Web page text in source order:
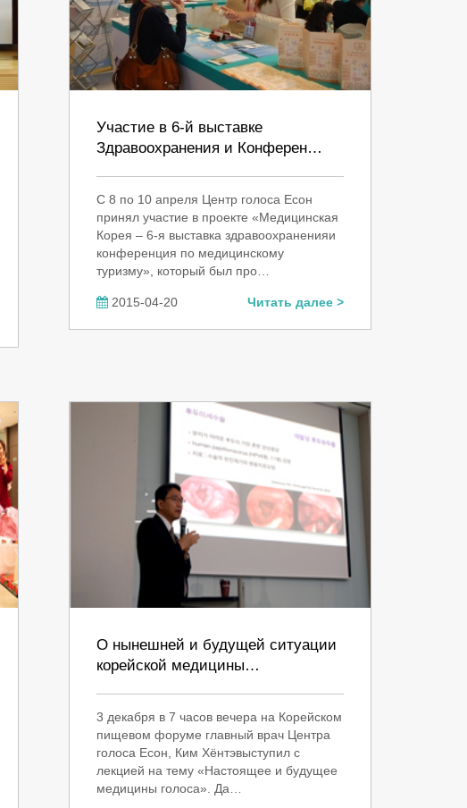
Участие в 6-й выставке
Здравоохранения и Конферен…
С 8 по 10 апреля Центр голоса Есон
принял участие в проекте «Медицинская
Корея – 6-я выставка здравоохраненияи
конференция по медицинскому
туризму», который был про…
2015-04-20 Читать далее >
О нынешней и будущей ситуации
корейской медицины…
3 декабря в 7 часов вечера на Корейском
пищевом форуме главный врач Центра
голоса Есон, Ким Хёнтэвыступил с
лекцией на тему «Настоящее и будущее
медицины голоса». Да…